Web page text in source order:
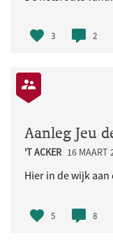
3 2
Aanleg Jeu
'T ACKER 16 MAART
Hier in de wijk
5 8